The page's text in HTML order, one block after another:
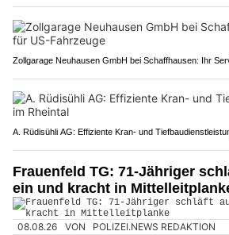
Zollgarage Neuhausen GmbH bei Schaffhausen: Ihr
A. Rüdisühli AG: Effiziente Kran- und
Frauenfeld TG: 71-Jähriger
ein und kracht in
08.08.26 VON POLIZEI.NEWS REDAKTION